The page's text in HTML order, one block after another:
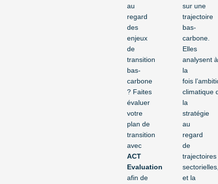
au
regard
des
enjeux
de
transition
bas-
carbone
? Faites
évaluer
votre
plan de
transition
avec
ACT
Evaluation
afin de
sur une
trajectoire
bas-
carbone.
Elles
analysent à
la
fois
climatique
la
stratégie
au
regard
de
trajectoires
et la